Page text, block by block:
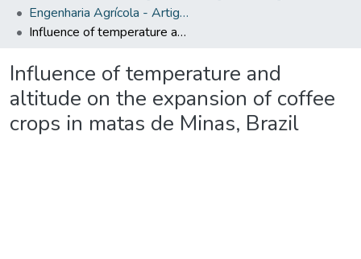
Engenharia Agrícola - Artigos
Influence of temperature and altitude on the expansion of coffee crops in matas de Minas, Brazil
Influence of temperature and
altitude on the expansion of coffee
crops in matas de Minas, Brazil